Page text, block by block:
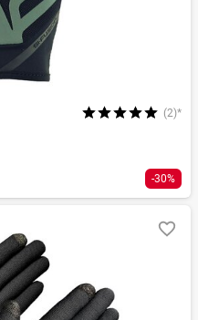
(2)*
-30%